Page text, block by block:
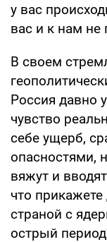
у вас
вас и к нам не
В своем
Россия давно
чувство
себе ущерб,
опасностями,
вяжут и
что
страной с
острый